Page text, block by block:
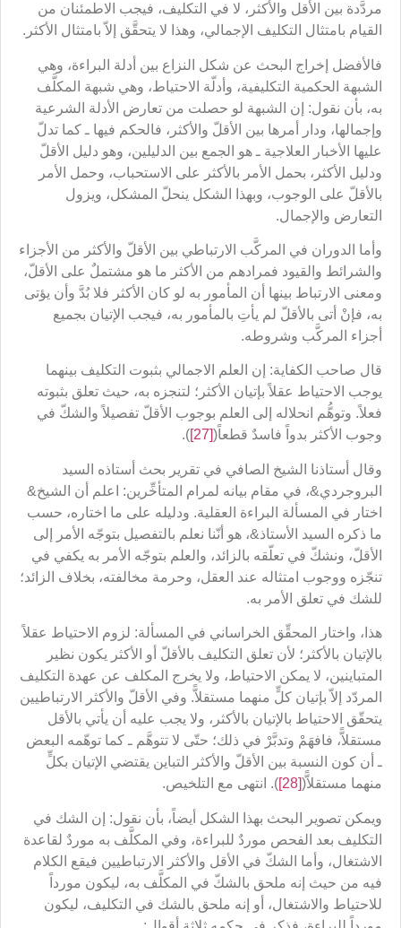
مردَّدة بين الأقل والأكثر، لا في التكليف، فيجب الاطمئنان من
القيام بامتثال التكليف الإجمالي، وهذا لا يتحقَّق إلاّ بامتثال الأكثر.
فالأفضل إخراج البحث عن شكل النزاع بين أدلة البراءة، وهي
الشبهة الحكمية التكليفية، وأدلّة الاحتياط، وهي شبهة المكلَّف
به، بأن نقول: إن الشبهة لو حصلت من تعارض الأدلة الشرعية
وإجمالها، ودار أمرها بين الأقلّ والأكثر، فالحكم فيها ـ كما تدلّ
عليها الأخبار العلاجية ـ هو الجمع بين الدليلين، وهو دليل الأقلّ
ودليل الأكثر، بحمل الأمر بالأكثر على الاستحباب، وحمل الأمر
بالأقلّ على الوجوب، وبهذا الشكل ينحلّ المشكل، ويزول
التعارض والإجمال.
وأما الدوران في المركَّب الارتباطي بين الأقلّ والأكثر من الأجزاء
والشرائط والقيود فمرادهم من الأكثر ما هو مشتملٌ على الأقلّ،
ومعنى الارتباط بينها أن المأمور به لو كان الأكثر فلا بُدَّ وأن يؤتى
به، فإنْ أتى بالأقلّ لم يأتِ بالمأمور به، فيجب الإتيان بجميع
أجزاء المركَّب وشروطه.
قال صاحب الكفاية: إن العلم الاجمالي بثبوت التكليف بينهما
يوجب الاحتياط عقلاً بإتيان الأكثر؛ لتنجزه به، حيث تعلق بثبوته
فعلاً. وتوهُّم انحلاله إلى العلم بوجوب الأقلّ تفصيلاً والشكّ في
وجوب الأكثر بدواً فاسدٌ قطعاً([27]
).
وقال أستاذنا الشيخ الصافي في تقرير بحث أستاذه السيد
البروجردي&، في مقام بيانه لمرام المتأخِّرين: اعلم أن الشيخ&
اختار في المسألة البراءة العقلية. ودليله على ما اختاره، حسب
ما ذكره السيد الأستاذ&، هو أنّنا نعلم بالتفصيل بتوجّه الأمر إلى
الأقلّ، ونشكّ في تعلّقه بالزائد، والعلم بتوجّه الأمر به يكفي في
تنجّزه ووجوب امتثاله عند العقل، وحرمة مخالفته، بخلاف الزائد؛
للشك في تعلق الأمر به.
هذا، واختار المحقِّق الخراساني في المسألة: لزوم الاحتياط عقلاً
بالإتيان بالأكثر؛ لأن تعلق التكليف بالأقلّ أو الأكثر يكون نظير
المتباينين، لا يمكن الاحتياط، ولا يخرج المكلف عن عهدة التكليف
المردّد إلاّ بإتيان كلٍّ منهما مستقلاًّ. وفي الأقلّ والأكثر الارتباطيين
يتحقّق الاحتياط بالإتيان بالأكثر، ولا يجب عليه أن يأتي بالأقل
مستقلاًّ، فافهَمْ وتدبَّرْ في ذلك؛ حتّى لا تتوهَّم ـ كما توهّمه البعض
ـ أن كون النسبة بين الأقلّ والأكثر التباين يقتضي الإتيان بكلٍّ
منهما مستقلاًّ([28] ). انتهى مع التلخيص.
ويمكن تصوير البحث بهذا الشكل أيضاً، بأن نقول: إن الشك في
التكليف بعد الفحص موردٌ للبراءة، وفي المكلَّف به موردٌ لقاعدة
الاشتغال، وأما الشكّ في الأقل والأكثر الارتباطيين فيقع الكلام
فيه من حيث إنه ملحق بالشكّ في المكلَّف به، ليكون مورداً
للاحتياط والاشتغال، أو إنه ملحق بالشك في التكليف، ليكون